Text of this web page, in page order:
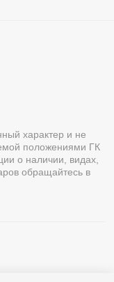
характер и не
положениями ГК
о наличии, видах,
обращайтесь в